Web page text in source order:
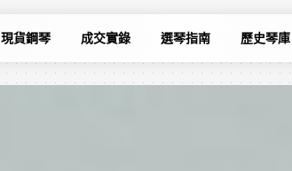
現貨鋼琴 成交實錄 選琴指南 歷史琴庫